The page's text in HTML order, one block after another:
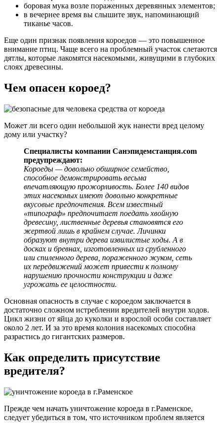
боровая мука возле пораженных деревянных элементов;
в вечернее время вы слышите звук, напоминающий
тиканье часов.
Еще один признак появления короедов — это повышенное
внимание птиц. Чаще всего на проблемный участок слетаются
дятлы, которые лакомятся насекомыми, живущими в глубоких
слоях древесины.
Чем опасен короед?
Может ли всего один небольшой жук нанести вред целому
дому или участку?
Специалисты компании Санэпидемстанция.com
предупреждают:
Короеды — довольно обширное семейство,
способное демонстрировать весьма
впечатляющую прожорливость. Более 140 видов
этих насекомых имеют довольно конкретные
вкусовые предпочтения. Всем известный
«типограф» предпочитает поедать хвойную
древесину, лиственные деревья становятся его
жертвой лишь в крайнем случае. Личинки
образуют внутри дерева извилистые ходы. А в
досках и бревнах, изготовленных из срубленного
или спиленного дерева, пораженного жуком, сеть
их передвижений может привести к полному
нарушению прочности конструкции и даже
угрожать ее целостности.
Основная опасность в случае с короедом заключается в
достаточно сложном истреблении вредителей внутри ходов.
Цикл жизни от яйца до куколки и взрослой особи составляет
около 2 лет. И за это время колония насекомых способна
разрастись до гигантских размеров.
Как определить присутствие
вредителя?
Прежде чем начать уничтожение короеда в г.Раменское,
следует убедиться в том, что источником проблем является